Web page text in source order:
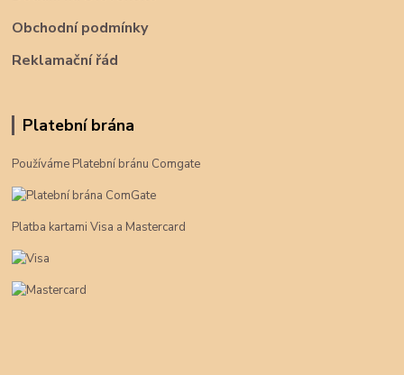
Obchodní podmínky
Reklamační řád
Platební brána
Používáme Platební bránu Comgate
Platba kartami Visa a Mastercard